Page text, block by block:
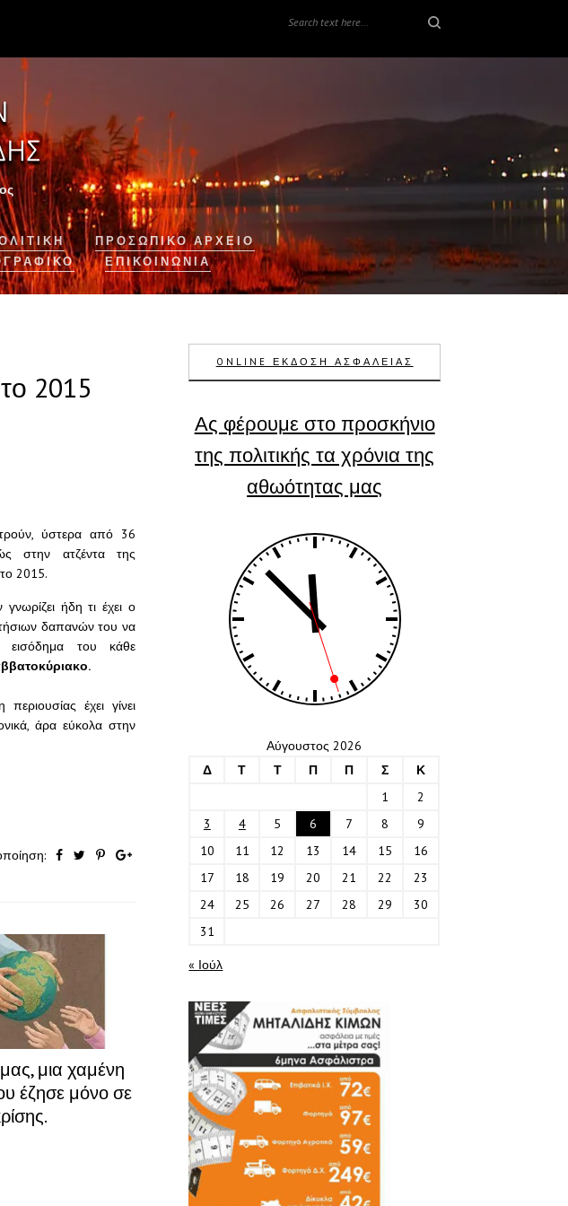
ΠΡΟΣΩΠΙΚΟ ΑΡΧΕΙΟ
ΕΠΙΚΟΙΝΩΝΊΑ
2015
ύστερα από 36
στην ατζέντα της
2015.
ήδη τι έχει ο
δαπανών του να
εισόδημα του κάθε
έχει γίνει
άρα εύκολα στην
μια χαμένη
έζησε μόνο σε
ONLINE ΕΚΔΟΣΗ ΑΣΦΑΛΕΙΑΣ
Ας φέρουμε στο προσκήνιο
της πολιτικής τα χρόνια της
αθωότητας μας
Αύγουστος 2026
Δ
Τ Τ Π Π Σ
Κ
1
2
3
4 5 6 7 8
9
10
11 12 13 14 15
16
17
18 19 20 21 22
23
24
25 26 27 28 29
30
31
« Ιούλ